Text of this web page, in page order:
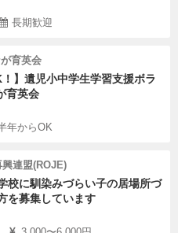
長期歓迎
育英会
！】遺児小中学生学習支援ボラ
育英会
年からOK
連盟(ROJE)
校に馴染みづらい子の居場所づ
を募集しています